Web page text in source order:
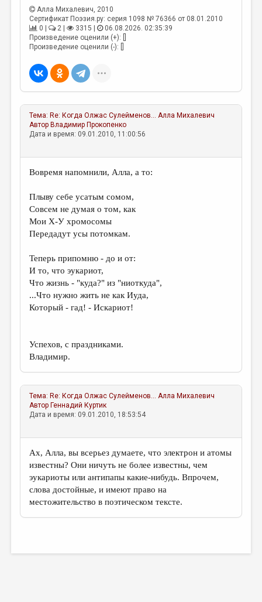
КОЛОНКА РЕДАКТОРА
РЕДКОЛЛЕГИЯ
МАЛАЯ ПРОЗА
ЭССЕИСТИКА
ЛИТЕРАТУРОВЕДЕНИЕ
ЦИКЛЫ ПУБЛИКАЦИЙ
ТРЕДИАКОВСКИЙ
ВКОНТАКТЕ
Алла Михалевич, 2010
Сертификат Поэзия.ру: серия 1098 № 76366 от 08.01.2010
0 |
2 | 3315 |
06.08.2026. 02:35:39
Произведение оценили (+): []
Произведение оценили (-): []
Тема: Re: Когда Олжас Сулейменов... Алла Михалевич
Автор Владимир Прокопенко
Дата и время: 09.01.2010, 11:00:56
Вовремя напомнили, Алла, а то:
Плыву себе усатым сомом,
Совсем не думая о том, как
Мои Х-У хромосомы
Передадут усы потомкам.
Теперь припомню - до и от:
И то, что эукариот,
Что жизнь - "куда?" из "ниоткуда",
...Что нужно жить не как Иуда,
Который - гад! - Искариот!
Успехов, с праздниками.
Владимир.
Тема: Re: Когда Олжас Сулейменов... Алла Михалевич
Автор Геннадий Куртик
Дата и время: 09.01.2010, 18:53:54
Ах, Алла, вы всерьез думаете, что электрон и атомы
известны? Они ничуть не более известны, чем
эукариоты или антипапы какие-нибудь. Впрочем,
слова достойные, и имеют право на
местожительство в поэтическом тексте.